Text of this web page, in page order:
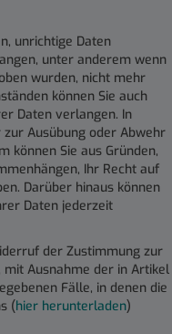
unrichtige Daten
unter anderem wenn
wurden, nicht mehr
können Sie auch
Daten verlangen. In
Ausübung oder Abwehr
können Sie aus Gründen,
Ihr Recht auf
Darüber hinaus können
Daten jederzeit
der Zustimmung zur
Ausnahme der in Artikel
Fälle, in denen die
(hier herunterladen)